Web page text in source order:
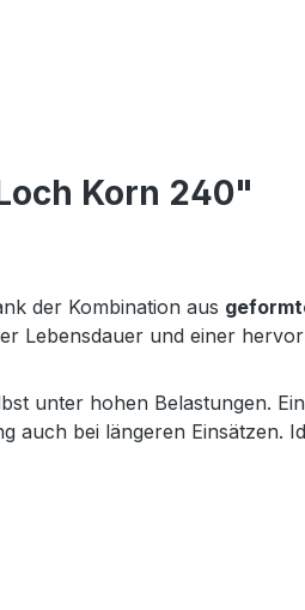
Korn 240"
der Kombination aus
Lebensdauer und einer
unter hohen Belastungen.
auch bei längeren Einsätzen.